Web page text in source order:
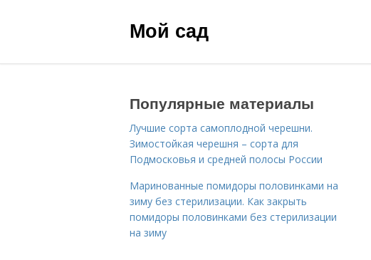
Мой сад
Популярные материалы
Лучшие сорта самоплодной черешни.
Зимостойкая черешня – сорта для
Подмосковья и средней полосы России
Маринованные помидоры половинками на
зиму без стерилизации. Как закрыть
помидоры половинками без стерилизации
на зиму